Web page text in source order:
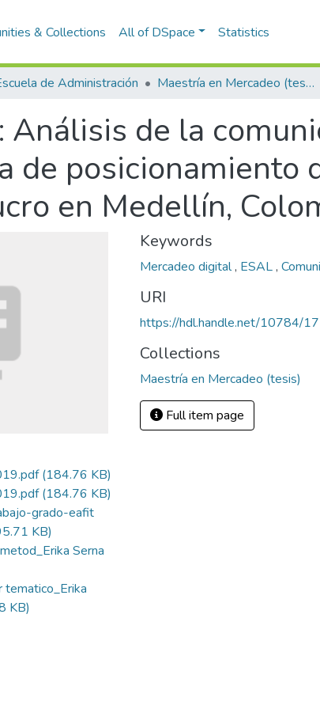
& Collections All of DSpace Statistics
de Administración Maestría en Mercadeo (tesis)
Análisis de la
de posicionamiento
en Medellín,
(184.76 KB)
(184.76 KB)
grado-eafit
KB)
Serna
tematico_Erika
KB)
Keywords
Mercadeo digital, ESAL,
URI
https://hdl.handle.net/10784/
Collections
Maestría en Mercadeo (tesis)
Full item page